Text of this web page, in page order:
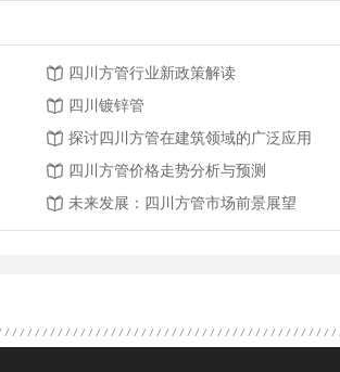
四川方管行业新政策解读
四川镀锌管
探讨四川方管在建筑领域的广泛应用
四川方管价格走势分析与预测
未来发展：四川方管市场前景展望